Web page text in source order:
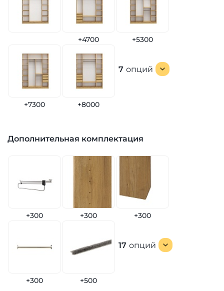
+4700 +5300
+7300 +8000
7 опций
Дополнительная комплектация
+300 +300 +300
+300 +500
17 опций